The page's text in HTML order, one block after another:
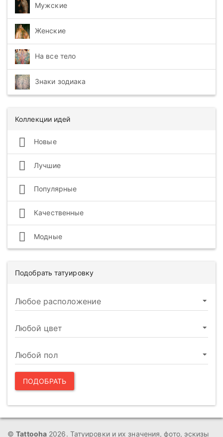
Мужские
Женские
На все тело
Знаки зодиака
Коллекции идей
Новые
Лучшие
Популярные
Качественные
Модные
Подобрать татуировку
ПОДОБРАТЬ
©Tattooha 2026. Татуировки и их значения, фото, эскизы